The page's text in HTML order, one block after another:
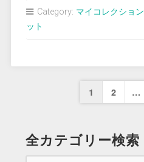
パ
ッ
ト）
（北
作
Category: マイコレクション
ット
投
の
ペ
1 2 …
全カテゴリー検索